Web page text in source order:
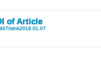
of Article
tdnk2018.01.07